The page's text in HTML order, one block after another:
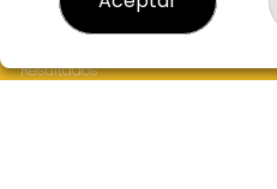
¿Quiénes somos?
Resultados